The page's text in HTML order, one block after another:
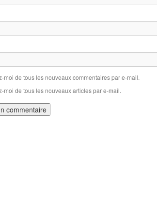
moi de tous les nouveaux commentaires par e-mail.
moi de tous les nouveaux articles par e-mail.